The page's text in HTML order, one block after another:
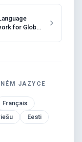
for Global
JAZYCE
Français
Eesti